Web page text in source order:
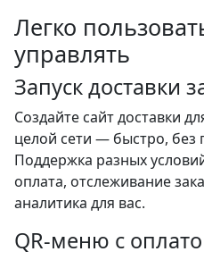
Легко
управлять
Запуск доставки
Создайте сайт доставки
целой сети — быстро, без
Поддержка разных
оплата, отслеживание
аналитика для вас.
QR-меню с